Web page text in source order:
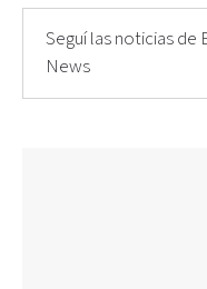
Seguí las noticias de
News